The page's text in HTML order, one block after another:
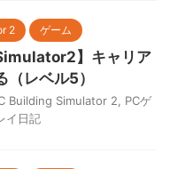
2 ゲーム
】キャリア
（レベル5）
Building Simulator 2
PCゲ
イ日記